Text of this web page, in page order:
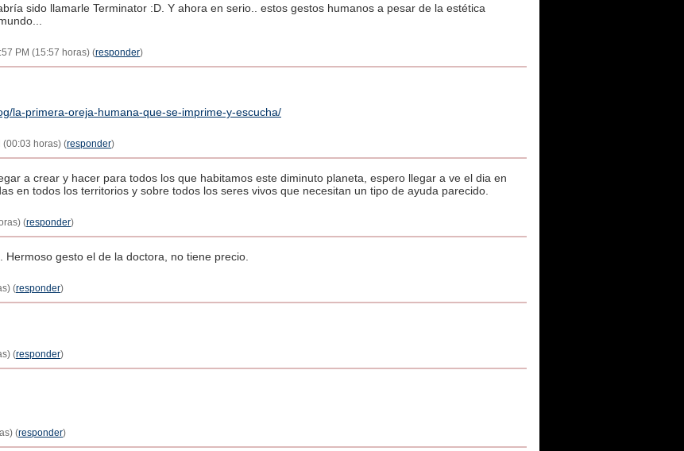
sido llamarle Terminator :D. Y ahora en serio.. estos gestos humanos a pesar de la estética
PM (15:57 horas) (responder)
la-primera-oreja-humana-que-se-imprime-y-escucha/
(00:03 horas) (responder)
a crear y hacer para todos los que habitamos este diminuto planeta, espero llegar a ve el dia en
en todos los territorios y sobre todos los seres vivos que necesitan un tipo de ayuda parecido.
(responder)
gesto el de la doctora, no tiene precio.
(responder)
(responder)
(responder)